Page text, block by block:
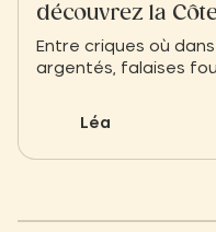
découvrez la
toute sérénité
Entre criques où
argentés, falaises
pêcheurs colorées,
bateau à Pornic
Celle d’une terre
Léa